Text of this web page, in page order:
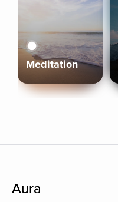
Meditation
Aura